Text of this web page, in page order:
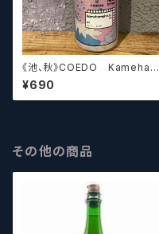
《池、秋》COEDO Kameham
eha.cc V2 コエド カメハメ
ハ.cc バージョン 2【クラフトビ
ールシザーズ】
¥690
その他の商品